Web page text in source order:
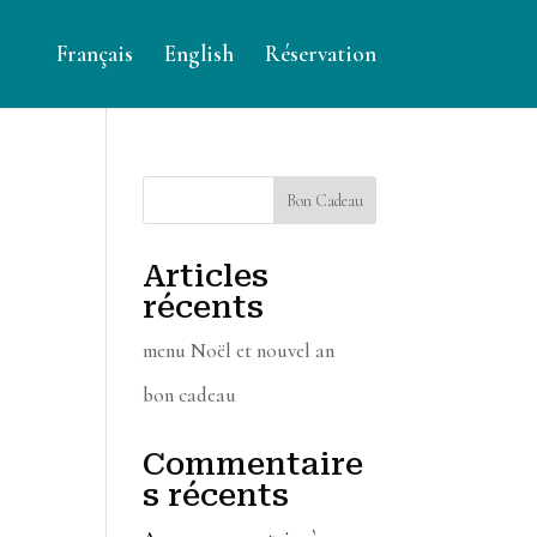
Français English Réservation
Bon Cadeau
Articles
récents
menu Noël et nouvel an
bon cadeau
Commentaire
s récents